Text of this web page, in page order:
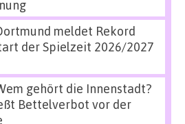
meldet Rekord
der Spielzeit 2026/2027
gehört die Innenstadt?
Bettelverbot vor der